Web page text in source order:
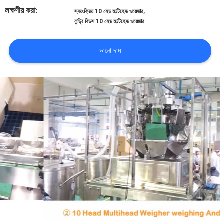
আমাদের
যোগাযোগ
করুন
খবর
মামলা
একটি
উদ্ধৃতি
অনুরোধ
লক্ষণীয় করা:
স্বয়ংক্রিয় 10 হেড মাল্টিহেড ওয়েজার,
লন্ড্রি বিডস 10 হেড মাল্টিহেড ওয়েজার
ভালো দাম